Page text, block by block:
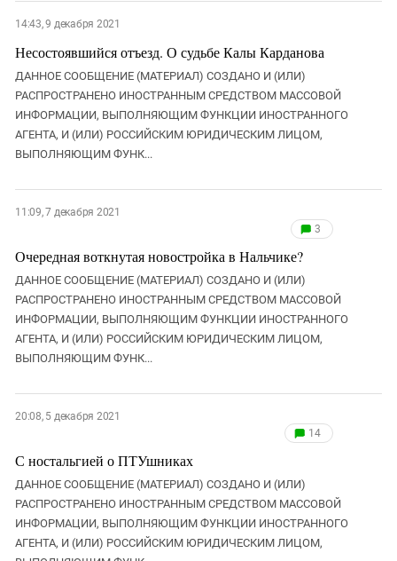
14:43, 9 декабря 2021
Несостоявшийся отъезд. О судьбе Калы Карданова
ДАННОЕ СООБЩЕНИЕ (МАТЕРИАЛ) СОЗДАНО И (ИЛИ)
РАСПРОСТРАНЕНО ИНОСТРАННЫМ СРЕДСТВОМ МАССОВОЙ
ИНФОРМАЦИИ, ВЫПОЛНЯЮЩИМ ФУНКЦИИ ИНОСТРАННОГО
АГЕНТА, И (ИЛИ) РОССИЙСКИМ ЮРИДИЧЕСКИМ ЛИЦОМ,
ВЫПОЛНЯЮЩИМ ФУНК...
11:09, 7 декабря 2021
3
Очередная воткнутая новостройка в Нальчике?
ДАННОЕ СООБЩЕНИЕ (МАТЕРИАЛ) СОЗДАНО И (ИЛИ)
РАСПРОСТРАНЕНО ИНОСТРАННЫМ СРЕДСТВОМ МАССОВОЙ
ИНФОРМАЦИИ, ВЫПОЛНЯЮЩИМ ФУНКЦИИ ИНОСТРАННОГО
АГЕНТА, И (ИЛИ) РОССИЙСКИМ ЮРИДИЧЕСКИМ ЛИЦОМ,
ВЫПОЛНЯЮЩИМ ФУНК...
20:08, 5 декабря 2021
14
С ностальгией о ПТУшниках
ДАННОЕ СООБЩЕНИЕ (МАТЕРИАЛ) СОЗДАНО И (ИЛИ)
РАСПРОСТРАНЕНО ИНОСТРАННЫМ СРЕДСТВОМ МАССОВОЙ
ИНФОРМАЦИИ, ВЫПОЛНЯЮЩИМ ФУНКЦИИ ИНОСТРАННОГО
АГЕНТА, И (ИЛИ) РОССИЙСКИМ ЮРИДИЧЕСКИМ ЛИЦОМ,